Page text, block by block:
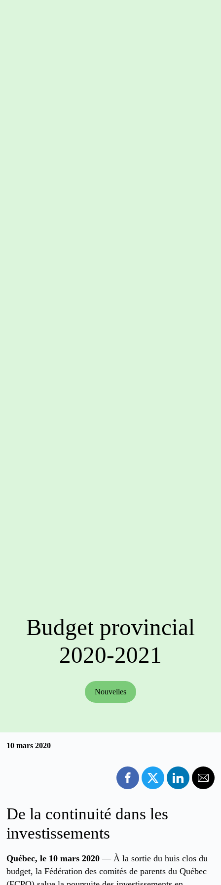
Budget provincial
2020-2021
Nouvelles
10 mars 2020
De la continuité dans les
investissements
Québec, le 10 mars 2020 — À la sortie du huis clos du
budget, la Fédération des comités de parents du Québec